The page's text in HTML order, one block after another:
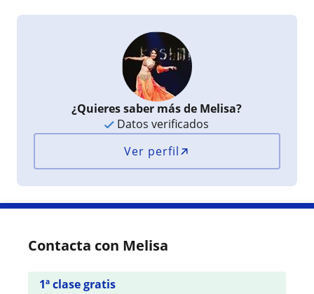
¿Quieres saber más de Melisa?
Datos verificados
Ver perfil
Contacta con Melisa
1ª clase gratis